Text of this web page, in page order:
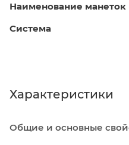
Наименование манеток
Система
Характеристики
Общие и основные